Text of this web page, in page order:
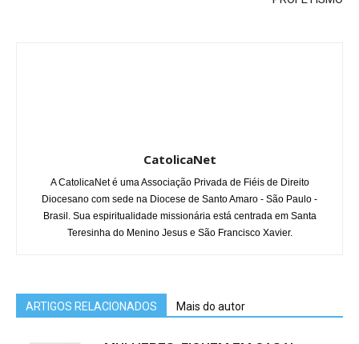
CatolicaNet
A CatolicaNet é uma Associação Privada de Fiéis de Direito
Diocesano com sede na Diocese de Santo Amaro - São Paulo -
Brasil. Sua espiritualidade missionária está centrada em Santa
Teresinha do Menino Jesus e São Francisco Xavier.
ARTIGOS RELACIONADOS Mais do autor